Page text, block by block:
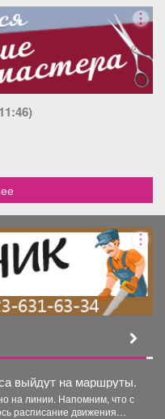
выйдут на маршруты.
Напомним, что с
расписание движения